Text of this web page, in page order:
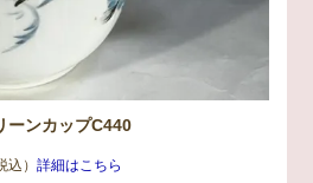
ーンカップC440
込）詳細はこちら